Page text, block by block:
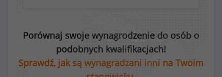
Porównaj swoje wynagrodzenie do osób o
podobnych kwalifikacjach!
Sprawdź, jak są wynagradzani inni na Twoim